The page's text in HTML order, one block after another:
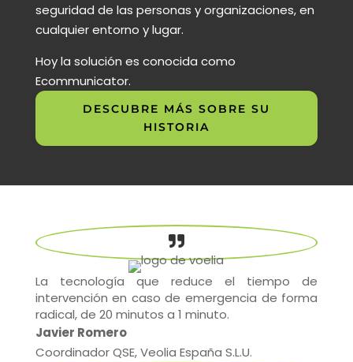
seguridad de las personas y organizaciones, en
cualquier entorno y lugar.
Hoy la solución es conocida como
Ecommunicator.
DESCUBRE MÁS SOBRE SU
HISTORIA

La tecnología que reduce el tiempo de
intervención en caso de emergencia de forma
radical, de 20 minutos a 1 minuto.
Javier Romero
Coordinador QSE, Veolia España S.L.U.